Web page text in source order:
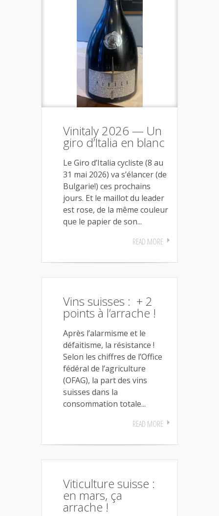
Vinitaly 2026 — Un
giro d’Italia en blanc
Le Giro d’Italia cycliste (8 au
31 mai 2026) va s’élancer (de
Bulgarie!) ces prochains
jours. Et le maillot du leader
est rose, de la même couleur
que le papier de son...
READ MORE
Vins suisses : + 2
points à l’arrache !
Après l’alarmisme et le
défaitisme, la résistance !
Selon les chiffres de l’Office
fédéral de l’agriculture
(OFAG), la part des vins
suisses dans la
consommation totale...
READ MORE
Viticulture suisse :
en mars, ça
arrache !